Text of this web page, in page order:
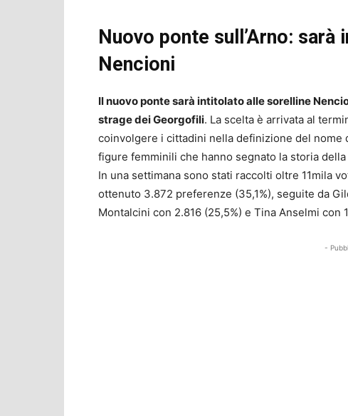
Nuovo ponte sull’Arno:
Nencioni
Il nuovo ponte sarà intitolato alle sorelline
strage dei Georgofili. La scelta è arrivata al
coinvolgere i cittadini nella definizione del
figure femminili che hanno segnato la storia
In una settimana sono stati raccolti oltre 11mila
ottenuto 3.872 preferenze (35,1%), seguite da
Montalcini con 2.816 (25,5%) e Tina Anselmi con
-